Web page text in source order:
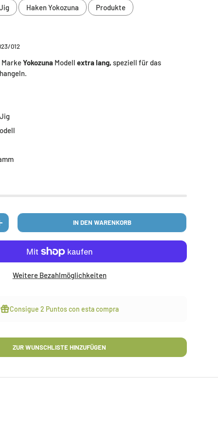
Haken Yokozuna Produkte
012
MarkeYokozuna Modellextra lang,speziell für das
ERHÖHEN IN DEN WARENKORB
Weitere Bezahlmöglichkeiten
Consigue2 Puntoscon esta compra
ZUR WUNSCHLISTE HINZUFÜGEN